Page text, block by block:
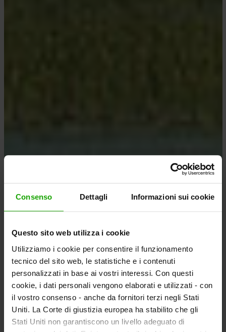
Consenso Dettagli Informazioni sui cookie
Questo sito web utilizza i cookie
Utilizziamo i cookie per consentire il funzionamento
tecnico del sito web, le statistiche e i contenuti
personalizzati in base ai vostri interessi. Con questi
cookie, i dati personali vengono elaborati e utilizzati - con
il vostro consenso - anche da fornitori terzi negli Stati
Uniti. La Corte di giustizia europea ha stabilito che gli
Stati Uniti non garantiscono un livello adeguato di